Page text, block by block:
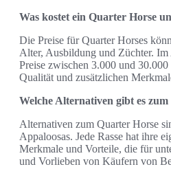
Was kostet ein Quarter Horse
Die Preise für Quarter Horses
Alter, Ausbildung und Züchter.
Preise zwischen 3.000 und
Qualität und zusätzlichen
Welche Alternativen gibt es
Alternativen zum Quarter Horse
Appaloosas. Jede Rasse hat ihre
Merkmale und Vorteile, die für
und Vorlieben von Käufern von